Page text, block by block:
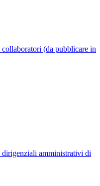
(da pubblicare in
amministrativi di